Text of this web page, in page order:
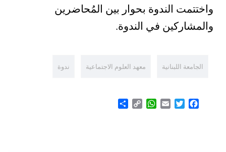
واختتمت الندوة بحوار بين المُحاضرين
والمشاركين في الندوة.
الجامعة اللبنانية معهد العلوم الاجتماعية ندوة
Facebook
Twitter
Email
WhatsApp
Copy